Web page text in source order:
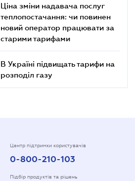
Ціна зміни надавача послуг
теплопостачання: чи повинен
новий оператор працювати за
старими тарифами
В Україні підвищать тарифи на
розподіл газу
Центр підтримки користувачів
0-800-210-103
Підбір продуктів та рішень